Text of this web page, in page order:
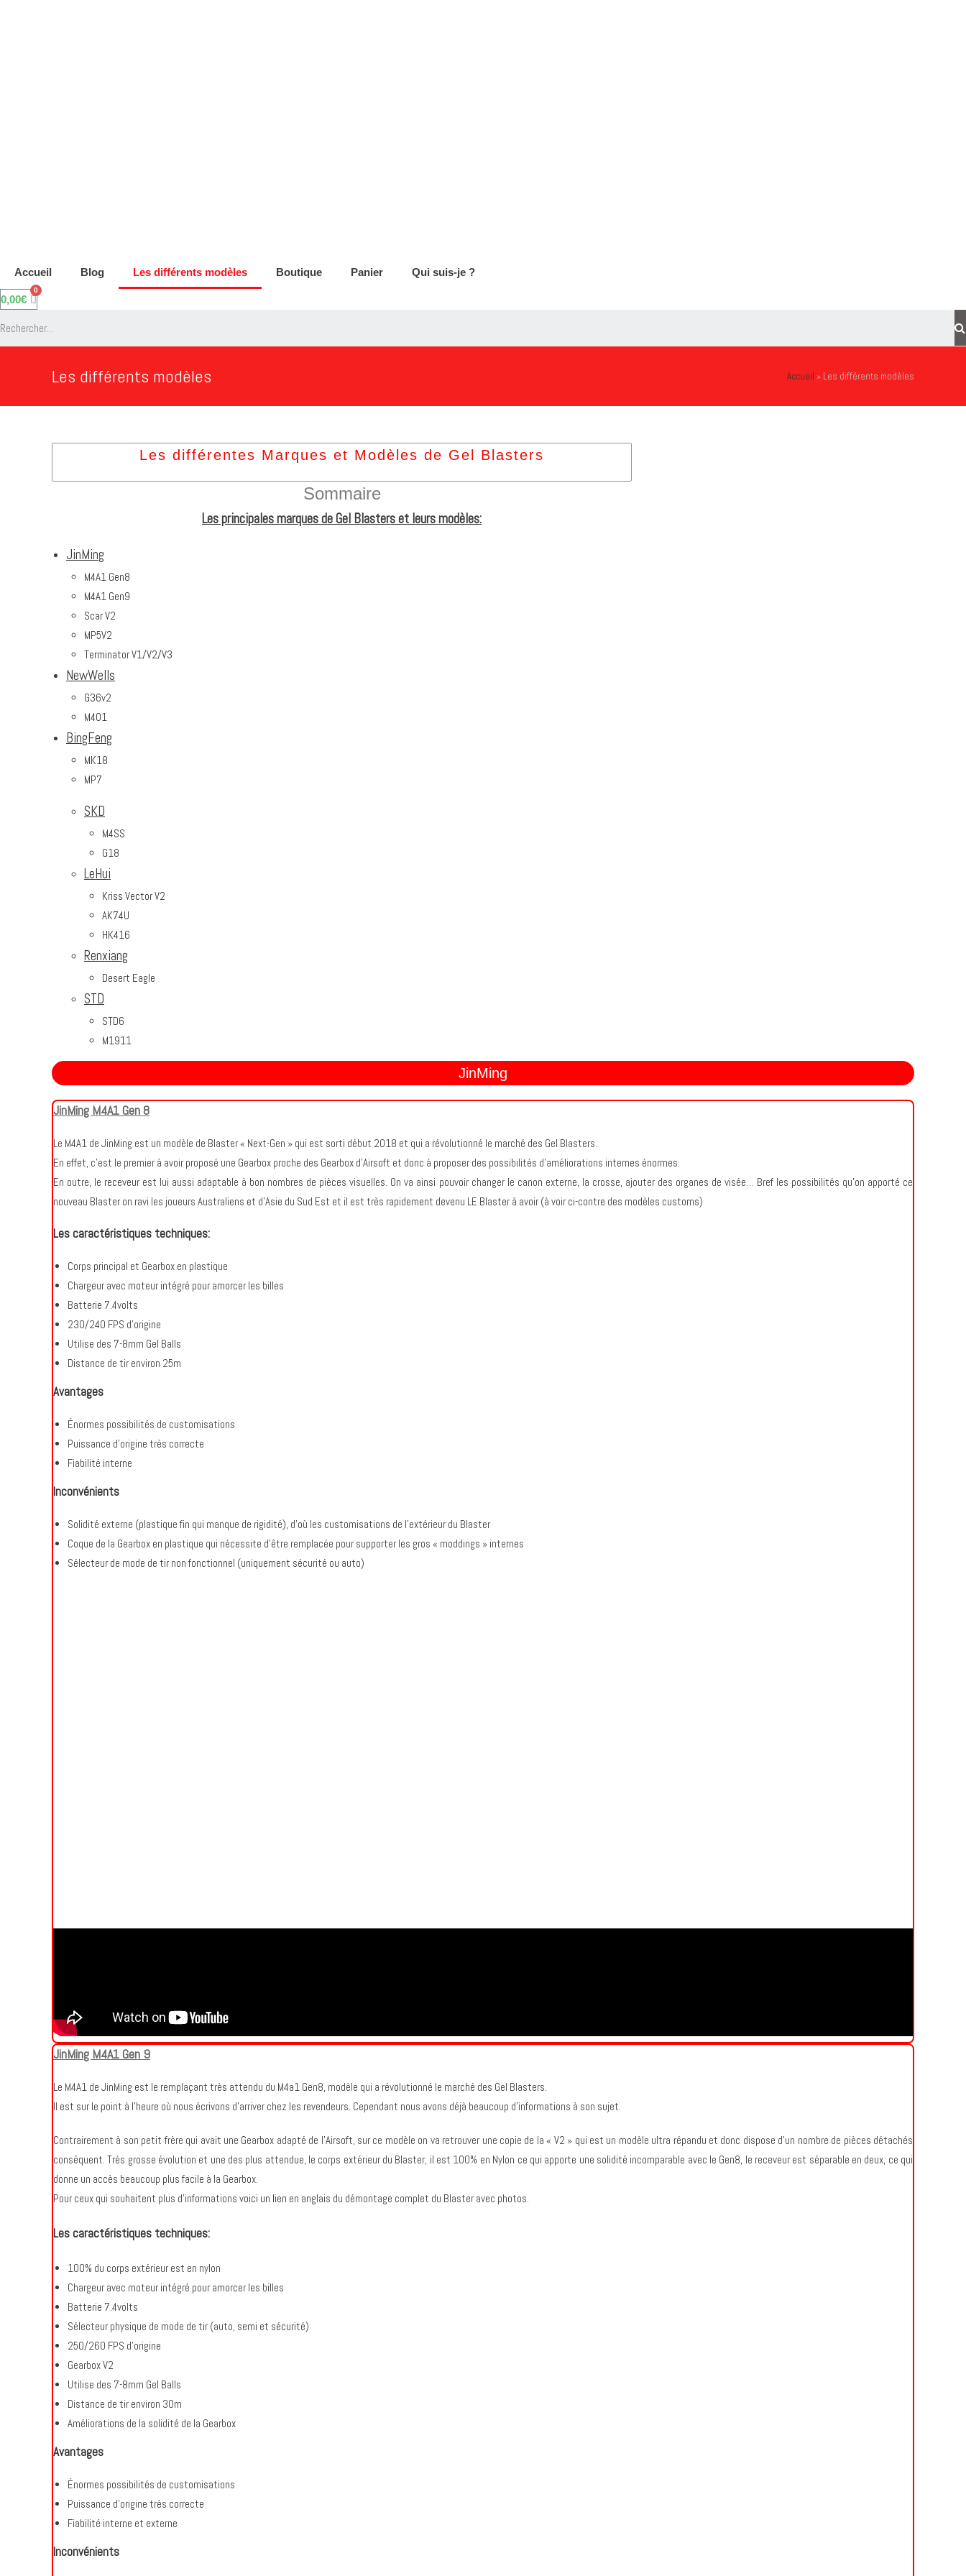
Accueil Blog Les différents modèles Boutique Panier Qui suis-je ?
0,00€
Les différents modèles Accueil » Les différents modèles
Les différentes Marques et Modèles de Gel Blasters
Sommaire
Les principales marques de Gel Blasters et leurs modèles:
JinMing
M4A1 Gen8
M4A1 Gen9
Scar V2
MP5V2
Terminator V1/V2/V3
NewWells
G36v2
M401
BingFeng
MK18
MP7
SKD
M4SS
G18
LeHui
Kriss Vector V2
AK74U
HK416
Renxiang
Desert Eagle
STD
STD6
M1911
JinMing
JinMing M4A1 Gen 8
Le M4A1 de JinMing est un modèle de Blaster « Next-Gen » qui est sorti début 2018 et qui a révolutionné le marché des Gel Blasters.
En effet, c’est le premier à avoir proposé une Gearbox proche des Gearbox d’Airsoft et donc à proposer des possibilités d’améliorations internes énormes.
En outre, le receveurest lui aussi adaptable à bon nombres de pièces visuelles. On va ainsi pouvoir changer le canon externe, la crosse, ajouter des organes de visée… Bref les possibilités qu’on apporté ce
nouveau Blaster on ravi les joueurs Australiens et d’Asie du Sud Est et il est très rapidement devenu LE Blaster à avoir (à voir ci-contre des modèles customs)
Les caractéristiques techniques:
Corps principal et Gearbox en plastique
Chargeur avec moteur intégré pour amorcer les billes
Batterie 7.4volts
230/240 FPS d’origine
Utilise des 7-8mm Gel Balls
Distance de tir environ 25m
Avantages
Énormes possibilités de customisations
Puissance d’origine très correcte
Fiabilité interne
Inconvénients
Solidité externe (plastique fin qui manque de rigidité), d’où les customisations de l’extérieur du Blaster
Coque de la Gearbox en plastique qui nécessite d’être remplacée pour supporter les gros « moddings » internes
Sélecteur de mode de tir non fonctionnel (uniquement sécurité ou auto)
JinMing M4A1 Gen 9
Le M4A1 de JinMing est le remplaçant très attendu du M4a1 Gen8, modèle qui a révolutionné le marché des Gel Blasters.
Il est sur le point à l’heure où nous écrivons d’arriver chez les revendeurs. Cependant nous avons déjà beaucoup d’informations à son sujet.
Contrairement à son petit frère qui avait une Gearbox adapté de l’Airsoft, sur ce modèle on va retrouver une copie de la « V2 » qui est un modèle ultra répandu et donc dispose d’un nombre de pièces détachés
conséquent. Très grosse évolution et une des plus attendue, le corps extérieur du Blaster, il est 100% en Nylon ce qui apporte une solidité incomparable avec le Gen8, le receveur est séparable en deux, ce qui
donne un accès beaucoup plus facile à la Gearbox.
Pour ceux qui souhaitent plus d’informations voici un lien en anglais du démontage complet du Blaster avec photos.
Les caractéristiques techniques:
100% du corps extérieur est en nylon
Chargeur avec moteur intégré pour amorcer les billes
Batterie 7.4volts
Sélecteur physique de mode de tir (auto, semi et sécurité)
250/260 FPS d’origine
Gearbox V2
Utilise des 7-8mm Gel Balls
Distance de tir environ 30m
Améliorations de la solidité de la Gearbox
Avantages
Énormes possibilités de customisations
Puissance d’origine très correcte
Fiabilité interne et externe
Inconvénients